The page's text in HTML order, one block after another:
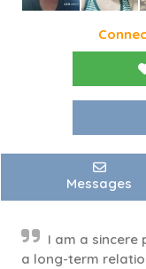
Messages
I am a sincere
a long-term